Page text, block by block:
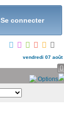
Se connecter
vendredi 07 août

Options